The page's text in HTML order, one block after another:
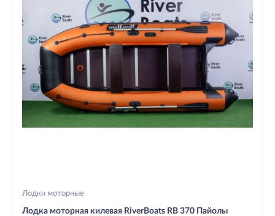
Лодки моторные
Лодка моторная килевая RiverBoats RB 370 Пайолы